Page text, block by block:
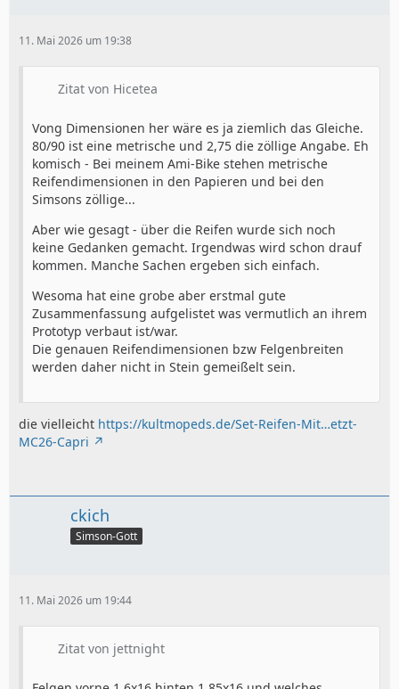
11. Mai 2026 um 19:38
Zitat von Hicetea
Vong Dimensionen her wäre es ja ziemlich das Gleiche.
80/90 ist eine metrische und 2,75 die zöllige Angabe. Eh
komisch - Bei meinem Ami-Bike stehen metrische
Reifendimensionen in den Papieren und bei den
Simsons zöllige...
Aber wie gesagt - über die Reifen wurde sich noch
keine Gedanken gemacht. Irgendwas wird schon drauf
kommen. Manche Sachen ergeben sich einfach.
Wesoma hat eine grobe aber erstmal gute
Zusammenfassung aufgelistet was vermutlich an ihrem
Prototyp verbaut ist/war.
Die genauen Reifendimensionen bzw Felgenbreiten
werden daher nicht in Stein gemeißelt sein.
die vielleicht https://kultmopeds.de/Set-Reifen-Mit…etzt-
MC26-Capri
ckich
Simson-Gott
11. Mai 2026 um 19:44
Zitat von jettnight